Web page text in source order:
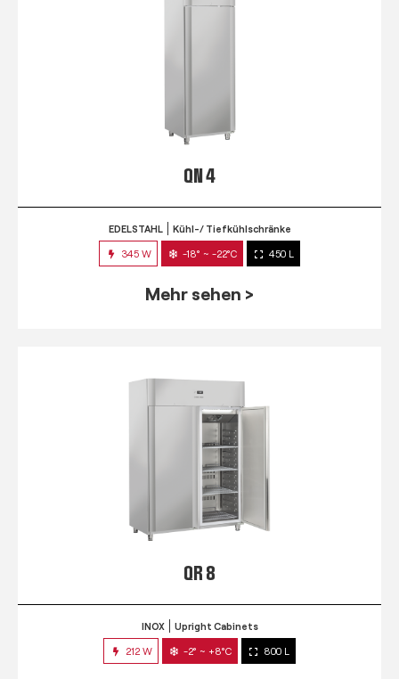
QN 4
EDELSTAHL Kühl-/ Tiefkühlschränke
345 W -18° ~ -22°C 450 L
Mehr sehen >
QR 8
INOX Upright Cabinets
212 W -2° ~ +8°C 800 L